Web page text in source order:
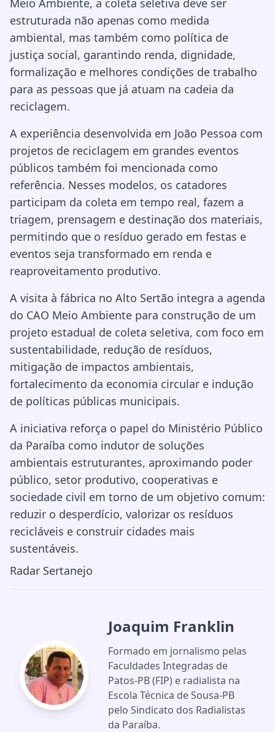
estruturada não apenas como medida
ambiental, mas também como política de
justiça social, garantindo renda, dignidade,
formalização e melhores condições de trabalho
para as pessoas que já atuam na cadeia da
reciclagem.
A experiência desenvolvida em João Pessoa com
projetos de reciclagem em grandes eventos
públicos também foi mencionada como
referência. Nesses modelos, os catadores
participam da coleta em tempo real, fazem a
triagem, prensagem e destinação dos materiais,
permitindo que o resíduo gerado em festas e
eventos seja transformado em renda e
reaproveitamento produtivo.
A visita à fábrica no Alto Sertão integra a agenda
do CAO Meio Ambiente para construção de um
projeto estadual de coleta seletiva, com foco em
sustentabilidade, redução de resíduos,
mitigação de impactos ambientais,
fortalecimento da economia circular e indução
de políticas públicas municipais.
A iniciativa reforça o papel do Ministério Público
da Paraíba como indutor de soluções
ambientais estruturantes, aproximando poder
público, setor produtivo, cooperativas e
sociedade civil em torno de um objetivo comum:
reduzir o desperdício, valorizar os resíduos
recicláveis e construir cidades mais
sustentáveis.
Radar Sertanejo
Joaquim Franklin
Formado em jornalismo pelas
Faculdades Integradas de
Patos-PB (FIP) e radialista na
Escola Técnica de Sousa-PB
pelo Sindicato dos Radialistas
da Paraíba.